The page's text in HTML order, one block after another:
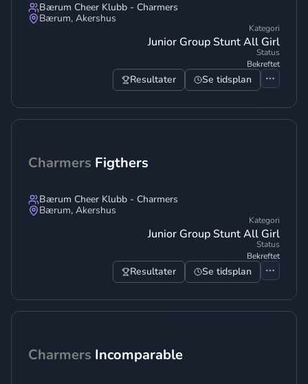
Bærum Cheer Klubb - Charmers
Bærum, Akershus
Kategori
Junior Group Stunt All Girl
Status
Bekreftet
Resultater Se tidsplan
Charmers Figthers
Bærum Cheer Klubb - Charmers
Bærum, Akershus
Kategori
Junior Group Stunt All Girl
Status
Bekreftet
Resultater Se tidsplan
Charmers Incomparable